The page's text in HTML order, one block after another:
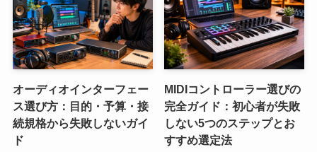
オーディオインターフェー
ス選び方：目的・予算・接
続規格から失敗しないガイ
ド
MIDIコントローラー選びの
完全ガイド：初心者が失敗
しない5つのステップとお
すすめ選定法